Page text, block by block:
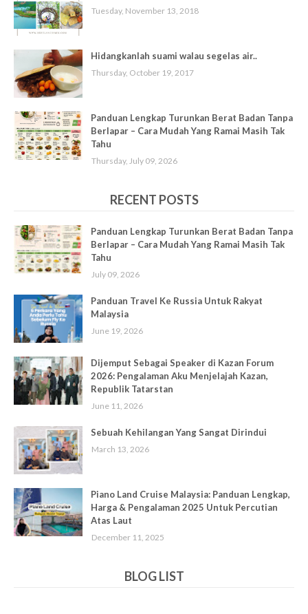
Tuesday, November 13, 2018
Hidangkanlah suami walau segelas air..
Thursday, October 19, 2017
Panduan Lengkap Turunkan Berat Badan Tanpa
Berlapar – Cara Mudah Yang Ramai Masih Tak
Tahu
Thursday, July 09, 2026
RECENT POSTS
Panduan Lengkap Turunkan Berat Badan Tanpa
Berlapar – Cara Mudah Yang Ramai Masih Tak
Tahu
July 09, 2026
Panduan Travel Ke Russia Untuk Rakyat
Malaysia
June 19, 2026
Dijemput Sebagai Speaker di Kazan Forum
2026: Pengalaman Aku Menjelajah Kazan,
Republik Tatarstan
June 11, 2026
Sebuah Kehilangan Yang Sangat Dirindui
March 13, 2026
Piano Land Cruise Malaysia: Panduan Lengkap,
Harga & Pengalaman 2025 Untuk Percutian
Atas Laut
December 11, 2025
BLOG LIST